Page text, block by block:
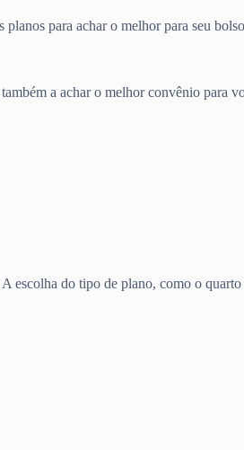
para achar o melhor para seu
a achar o melhor convênio para
escolha do tipo de plano, como o